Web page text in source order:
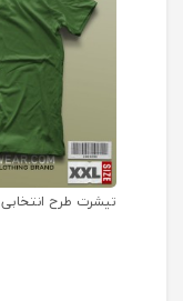
تیشرت طرح انتخابی PRIME-XXL-PICKLE